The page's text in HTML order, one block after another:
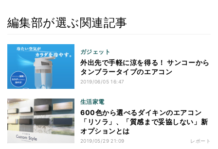
編集部が選ぶ関連記事
ガジェット
外出先で手軽に涼を得る！ サンコーから
タンブラータイプのエアコン
2019/06/05 16:47
生活家電
600色から選べるダイキンのエアコン
「リソラ」、「質感まで妥協しない」新
オプションとは
2019/05/29 21:09 レポート